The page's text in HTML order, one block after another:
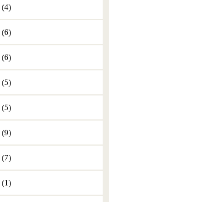
(4)
(6)
(6)
(5)
(5)
(9)
(7)
(1)